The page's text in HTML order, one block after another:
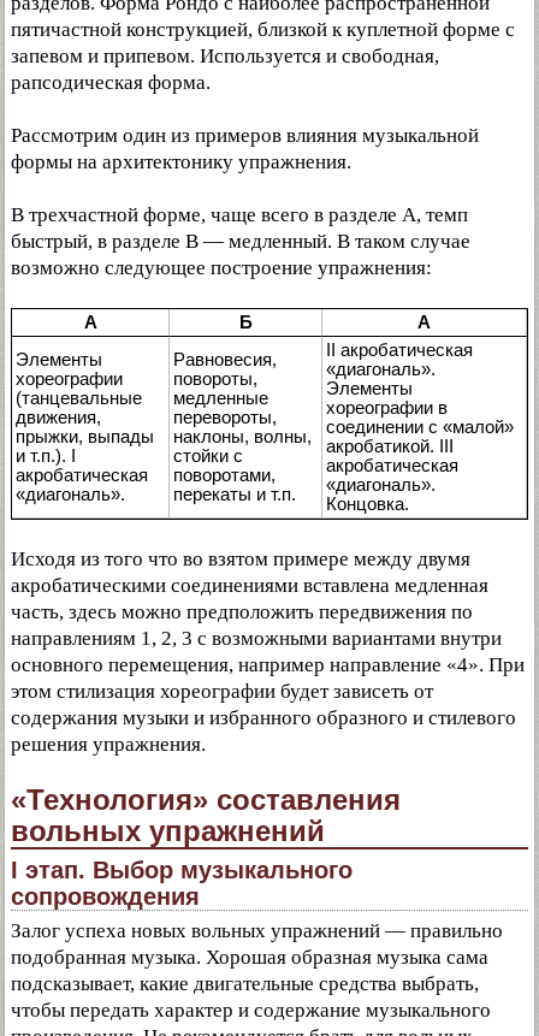
пятичастной конструкцией, близкой к куплетной форме с
запевом и припевом. Используется и свободная,
рапсодическая форма.
Рассмотрим один из примеров влияния музыкальной
формы на архитектонику упражнения.
В трехчастной форме, чаще всего в разделе А, темп
быстрый, в разделе В — медленный. В таком случае
возможно следующее построение упражнения:
А Б
А
Элементы
хореографии
(танцевальные
движения,
прыжки, выпады
и т.п.). I
акробатическая
«диагональ».
Равновесия,
повороты,
медленные
перевороты,
наклоны, волны,
стойки с
поворотами,
перекаты и т.п.
II акробатическая
«диагональ».
Элементы
хореографии в
соединении с «малой»
акробатикой. III
акробатическая
«диагональ».
Концовка.
Исходя из того что во взятом примере между двумя
акробатическими соединениями вставлена медленная
часть, здесь можно предположить передвижения по
направлениям 1, 2, 3 с возможными вариантами внутри
основного перемещения, например направление «4». При
этом стилизация хореографии будет зависеть от
содержания музыки и избранного образного и стилевого
решения упражнения.
«Технология» составления
вольных упражнений
I этап. Выбор музыкального
сопровождения
Залог успеха новых вольных упражнений — правильно
подобранная музыка. Хорошая образная музыка сама
подсказывает, какие двигательные средства выбрать,
чтобы передать характер и содержание музыкального